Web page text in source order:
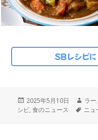
SBレシピ
投
稿
2025年5月10日
作
成
ラー
シピ,食のニュース
タ
ニュ